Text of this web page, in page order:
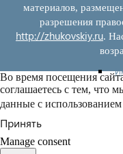
материалов,
разрешения
http://zhukovskiy.ru.
Во время посещения
соглашаетесь с тем, что
данные с
Принять
Manage consent